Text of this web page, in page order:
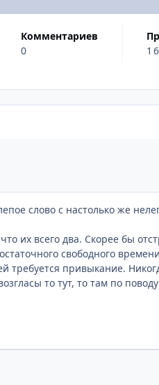
комментариев
0
1
слово с настолько же
их всего два. Скорее бы
свободного
привыкание.
то тут, то там по
которые я отправил
ли он его?